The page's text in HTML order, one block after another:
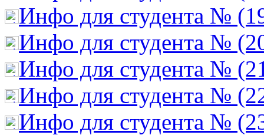
Инфо для студента №
Инфо для студента №
Инфо для студента №
Инфо для студента №
Инфо для студента №